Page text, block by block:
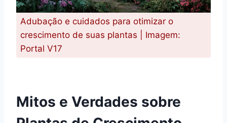
Adubação e cuidados para otimizar o
crescimento de suas plantas | Imagem:
Portal V17
Mitos e Verdades sobre